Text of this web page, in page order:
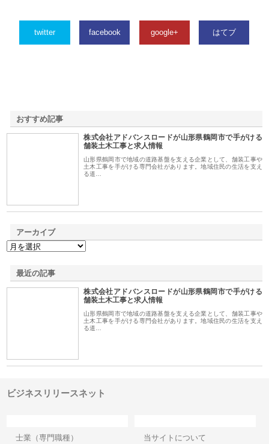
twitter facebook google+ はてブ
おすすめ記事
株式会社アドバンスロードが山形県鶴岡市で手がける
舗装土木工事と求人情報
山形県鶴岡市で地域の道路基盤を支える企業として、舗装工事や
土木工事を手がける専門会社があります。地域住民の生活を支え
る道…
アーカイブ
最近の記事
株式会社アドバンスロードが山形県鶴岡市で手がける
舗装土木工事と求人情報
山形県鶴岡市で地域の道路基盤を支える企業として、舗装工事や
土木工事を手がける専門会社があります。地域住民の生活を支え
る道…
ビジネスリリースネット
士業（専門職種）
当サイトについて